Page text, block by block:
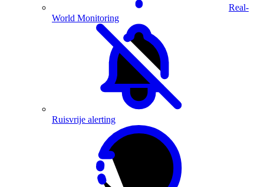
Real-
World Monitoring
Ruisvrije alerting